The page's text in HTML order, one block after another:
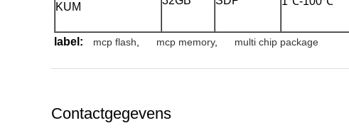
KUM
label: mcp flash mcp memory, multi chip package
Contactgegevens